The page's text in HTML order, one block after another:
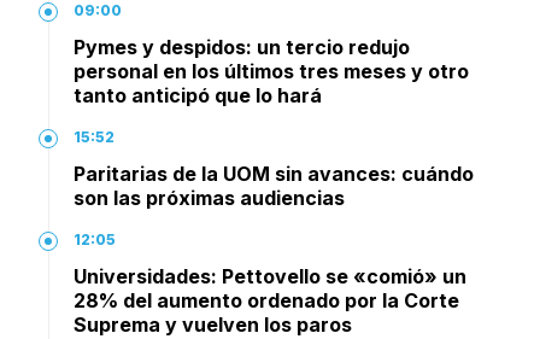
09:00
Pymes y despidos: un tercio redujo
personal en los últimos tres meses y otro
tanto anticipó que lo hará
15:52
Paritarias de la UOM sin avances: cuándo
son las próximas audiencias
12:05
Universidades: Pettovello se «comió» un
28% del aumento ordenado por la Corte
Suprema y vuelven los paros